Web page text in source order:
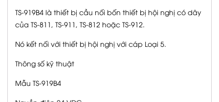
TS-919B4 là thiết bị cầu nối bốn thiết bị hội nghị có dây
của TS-811, TS-911, TS-812 hoặc TS-912.
Nó kết nối với thiết bị hội nghị với cáp Loại 5.
Thông số kỹ thuật
Mẫu TS-919B4